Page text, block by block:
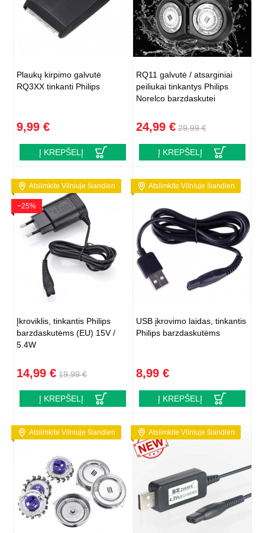
Plaukų kirpimo galvutė
RQ3XX tinkanti Philips
9,99 €
Į KREPŠELĮ
RQ11 galvutė / atsarginiai
peiliukai tinkantys Philips
Norelco barzdaskutei
24,99 € 29,99 €
Į KREPŠELĮ
Atsiimkite Vilniuje šiandien
−25%
Įkroviklis, tinkantis Philips
barzdaskutėms (EU) 15V /
5.4W
14,99 € 19,99 €
Į KREPŠELĮ
Atsiimkite Vilniuje šiandien
USB įkrovimo laidas, tinkantis
Philips barzdaskutėms
8,99 €
Į KREPŠELĮ
Atsiimkite Vilniuje šiandien Atsiimkite Vilniuje šiandien